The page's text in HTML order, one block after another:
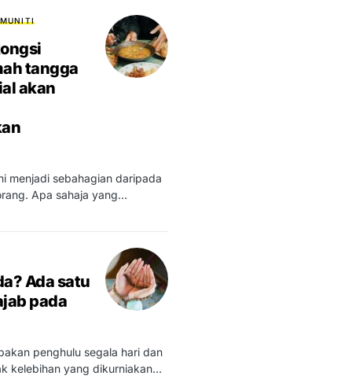
tangga
akan
menjadi sebahagian daripada
Apa sahaja yang…
Ada satu
pada
penghulu segala hari dan
kelebihan yang dikurniakan…